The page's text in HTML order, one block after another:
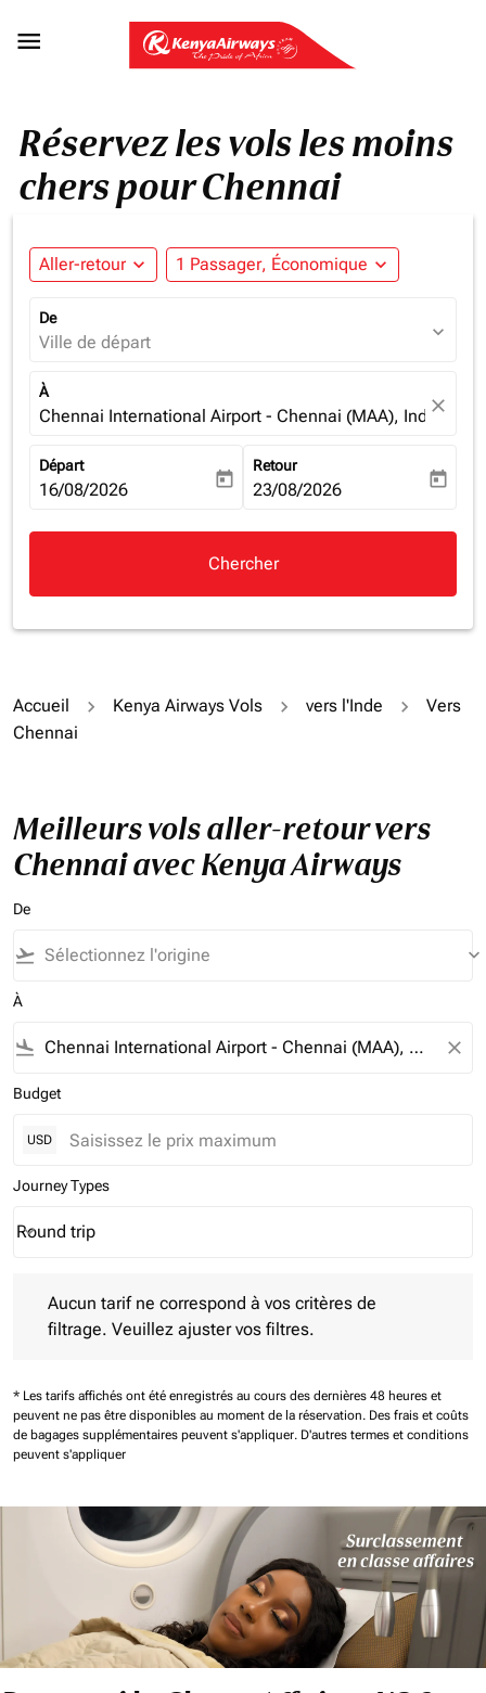

Réservez les vols les moins
chers pour Chennai
Aller-retour expand_more 1 Passager, Économique expand_more
De
Ville de départ expand_more
À
Chennai International Airport - Chennai (MAA), India
close
Départ
fc-booking-departure-date-aria-label
16/08/2026 today
Retour
fc-booking-return-date-aria-
23/08/2026 today
Chercher
Accueil Kenya Airways Vols vers l'Inde
Vers
Chennai
Meilleurs vols aller-retour vers
Chennai avec Kenya Airways
De
flight_takeoff keyboard_arrow_down
À
flight_land close
Budget
USD
Journey Types
Journey Types option Round trip Selected
Round trip
keyboard_arrow_down
Aucun tarif ne correspond à vos critères de
filtrage. Veuillez ajuster vos filtres.
* Les tarifs affichés ont été enregistrés au cours des dernières 48 heures et
peuvent ne pas être disponibles au moment de la réservation. Des frais et coûts
de bagages supplémentaires peuvent s'appliquer. D'autres termes et conditions
peuvent s'appliquer